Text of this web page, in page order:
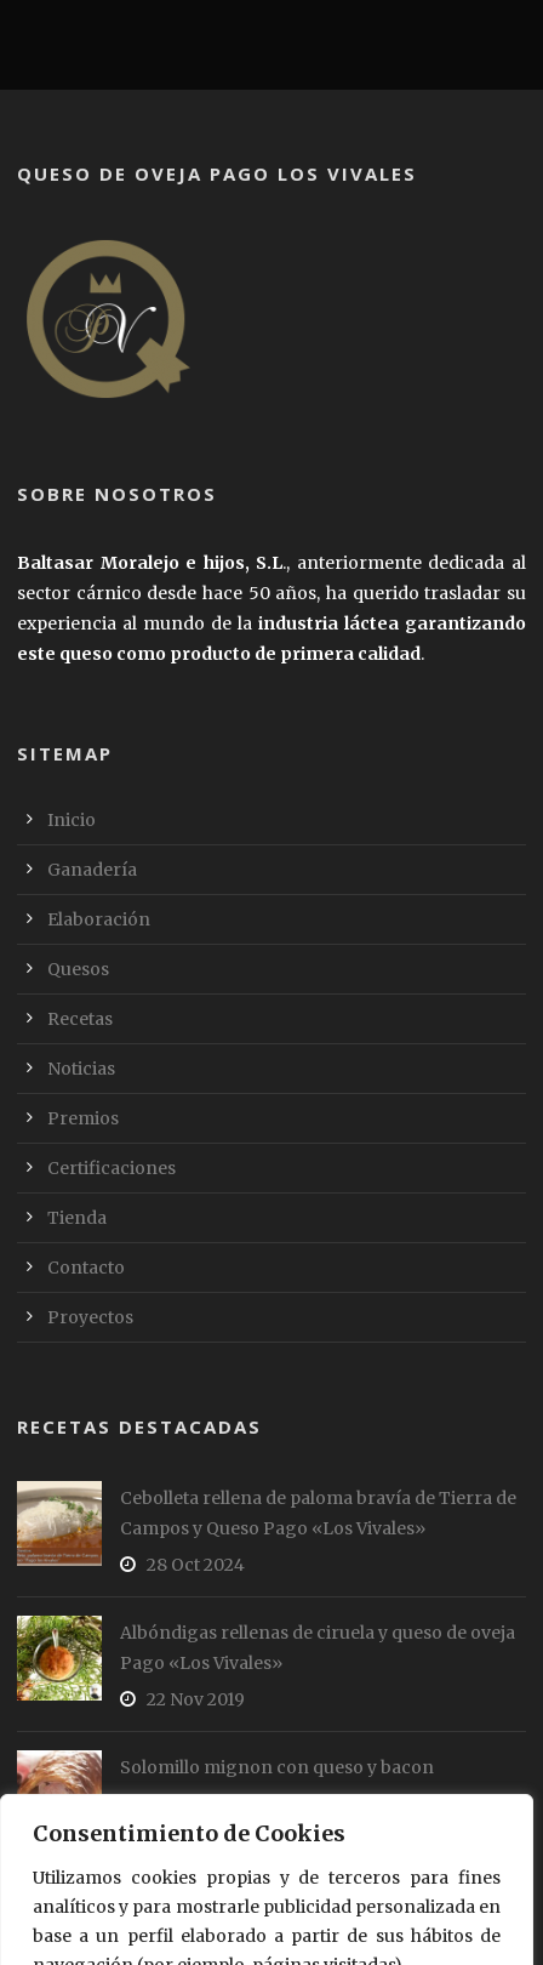
Consentimiento de Cookies
Utilizamos cookies propias y de terceros para fines
analíticos y para mostrarle publicidad personalizada en
base a un perfil elaborado a partir de sus hábitos de
QUESO DE OVEJA PAGO LOS VIVALES
SOBRE NOSOTROS
Baltasar Moralejo e hijos, S.L., anteriormente dedicada al
sector cárnico desde hace 50 años, ha querido trasladar su
experiencia al mundo de la industria láctea garantizando
este queso como producto de primera calidad.
SITEMAP
Inicio
Ganadería
Elaboración
Quesos
Recetas
Noticias
Premios
Certificaciones
Tienda
Contacto
Proyectos
RECETAS DESTACADAS
Cebolleta rellena de paloma bravía de Tierra de
Campos y Queso Pago «Los Vivales»
28 Oct 2024
Albóndigas rellenas de ciruela y queso de oveja
Pago «Los Vivales»
22 Nov 2019
Solomillo mignon con queso y bacon
Rollos de salmón y queso
18 Jul 2018